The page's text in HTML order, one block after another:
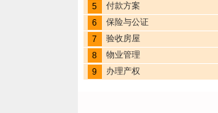
5
付款方案
6
保险与公证
7
验收房屋
8
物业管理
9
办理产权